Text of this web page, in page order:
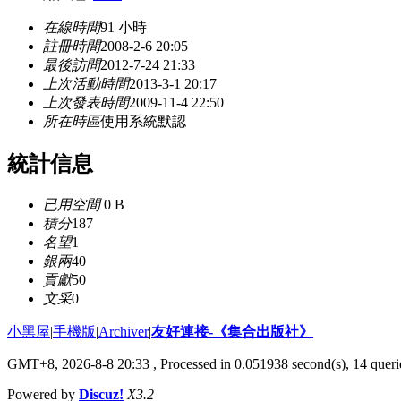
在線時間91 小時
註冊時間2008-2-6 20:05
最後訪問2012-7-24 21:33
上次活動時間2013-3-1 20:17
上次發表時間2009-11-4 22:50
所在時區使用系統默認
統計信息
已用空間0 B
積分187
名望1
銀兩40
貢獻50
文采0
小黑屋|手機版|Archiver|友好連接-《集合出版社》
GMT+8, 2026-8-8 20:33 , Processed in 0.051938 second(s), 14
Powered by Discuz! X3.2